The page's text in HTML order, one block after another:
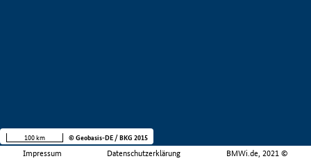
Impressum Datenschutzerklärung BMWi.de, 2021 ©
100 km © Geobasis-DE / BKG 2015